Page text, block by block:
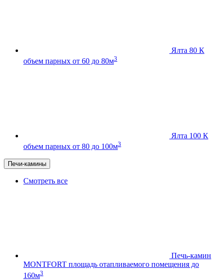
Ялта 80 К
объем парных от 60 до 80м3
Ялта 100 К
объем парных от 80 до 100м3
Печи-камины
Смотреть все
Печь-камин
MONTFORT площадь отапливаемого помещения до
160м3